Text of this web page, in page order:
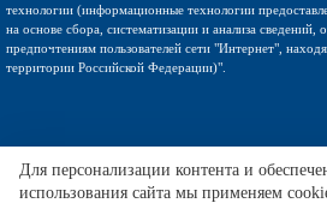
технологии (информационные технологии
на основе сбора, систематизации и анализа сведений,
предпочтениям пользователей сети "Интернет",
территории Российской Федерации)".
Для персонализации контента и
использования сайта мы применяем